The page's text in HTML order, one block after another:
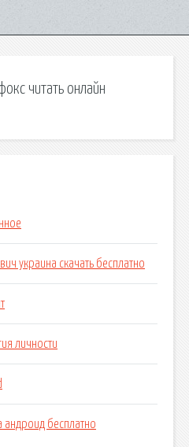
читать онлайн
украина скачать бесплатно
личности
андроид бесплатно